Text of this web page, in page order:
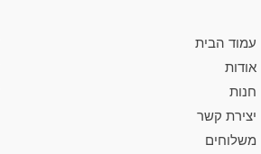
עמוד הבית
אודות
חנות
יצירת קשר
משלוחים